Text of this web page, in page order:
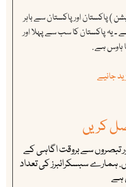
) پاکستان اور پاکستان سے باہر
۔ یہ پاکستان کا سب سے پہلا اور
ہاوس ہے .
جانیے
کریں
تبصروں سے بروقت اگاہی کے
ہمارے سبسکرائبرز کی تعداد
ہے